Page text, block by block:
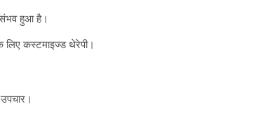
संभव हुआ है।
कस्टमाइज्ड थेरेपी।